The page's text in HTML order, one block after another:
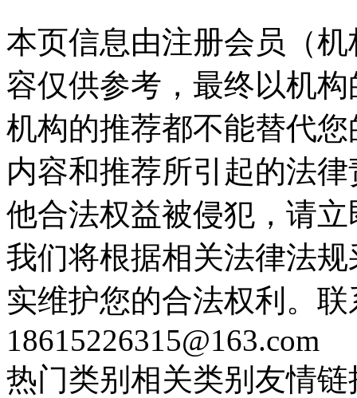
本页信息由注册会员（
容仅供参考，最终以机
机构的推荐都不能替代
内容和推荐所引起的法
他合法权益被侵犯，请
我们将根据相关法律法
实维护您的合法权利。
18615226315@163.com
热门类别 相关类别 友情链